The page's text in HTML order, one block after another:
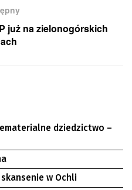
już na zielonogórskich
dziedzictwo –
w Ochli